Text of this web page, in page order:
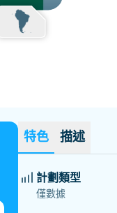
特色 描述
計劃類型
僅數據